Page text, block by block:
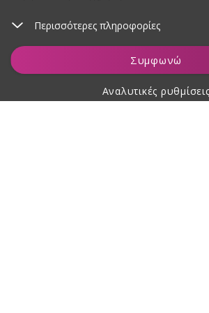
Περισσότερες πληροφορίες
Συμφωνώ
Αναλυτικές ρυθμίσεις
Προσθήκη στο καλάθι